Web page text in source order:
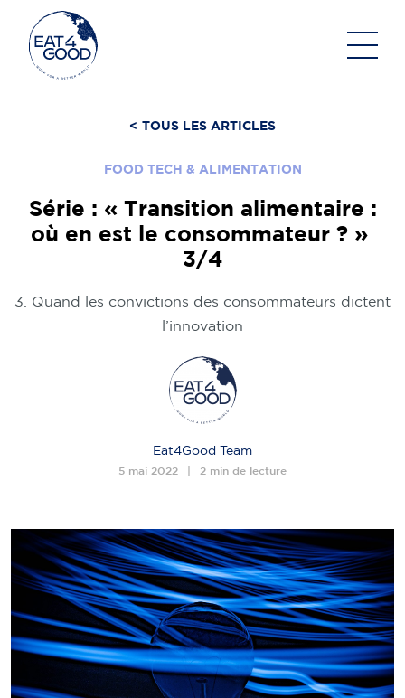
contenu
< TOUS LES ARTICLES
FOOD TECH & ALIMENTATION
Série : « Transition alimentaire :
où en est le consommateur ? »
3/4
3. Quand les convictions des consommateurs dictent
l’innovation
Eat4Good Team
5 mai 2022 2 min de lecture